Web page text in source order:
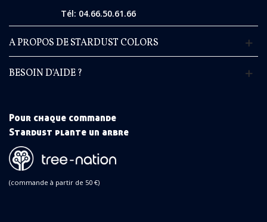
Tél: 04.66.50.61.66
A PROPOS DE STARDUST COLORS
BESOIN D'AIDE ?
Pour chaque commande
Stardust plante un arbre
(commande à partir de 50 €)